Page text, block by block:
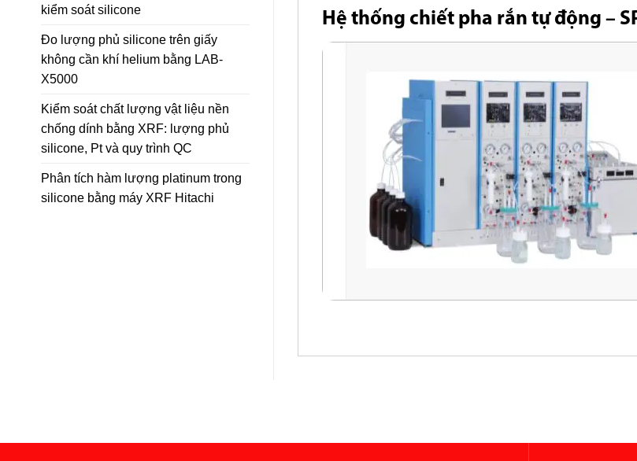
kiểm soát silicone
Đo lượng phủ silicone trên giấy
không cần khí helium bằng LAB-
X5000
Kiểm soát chất lượng vật liệu nền
chống dính bằng XRF: lượng phủ
silicone, Pt và quy trình QC
Phân tích hàm lượng platinum trong
silicone bằng máy XRF Hitachi
Hệ thống chiết pha rắn tự động –